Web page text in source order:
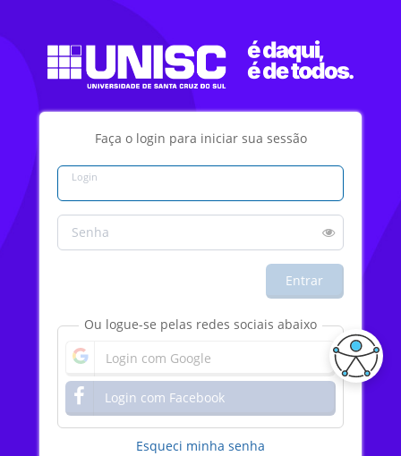
Faça o login para iniciar sua sessão
Login
Senha
Entrar
Ou logue-se pelas redes sociais abaixo
Login com Google
Login com Facebook
Esqueci minha senha